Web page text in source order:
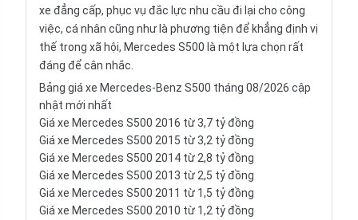
xe đẳng cấp, phục vụ đắc lực nhu cầu đi lại cho công
việc, cá nhân cũng như là phương tiện để khẳng định vị
thế trong xã hội, Mercedes S500 là một lựa chọn rất
đáng để cân nhắc.
Bảng giá xe Mercedes-Benz S500 tháng 08/2026 cập
nhật mới nhất
Giá xe Mercedes S500 2016 từ 3,7 tỷ đồng
Giá xe Mercedes S500 2015 từ 3,2 tỷ đồng
Giá xe Mercedes S500 2014 từ 2,8 tỷ đồng
Giá xe Mercedes S500 2013 từ 2,5 tỷ đồng
Giá xe Mercedes S500 2011 từ 1,5 tỷ đồng
Giá xe Mercedes S500 2010 từ 1,2 tỷ đồng